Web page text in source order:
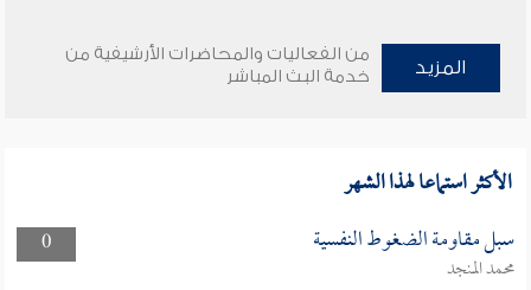
المزيد
من الفعاليات والمحاضرات الأرشيفية من
خدمة البث المباشر
الأكثر استماعا لهذا الشهر
0 سبل مقاومة الضغوط النفسية
محمد المنجد